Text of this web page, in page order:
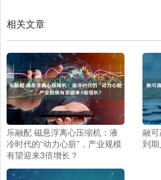
相关文章
乐融配 磁悬浮离心压缩机：液
冷时代的“动力心脏”，产业规模
有望迎来3倍增长？
融
到